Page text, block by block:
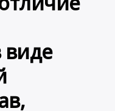
виде